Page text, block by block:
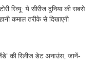
रिव्यू: ये सीरीज दुनिया की सबसे
कमाल तरीके से दिखाएगी
की रिलीज डेट अनाउंस, जानें-